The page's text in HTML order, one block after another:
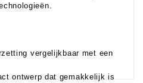
vergelijkbaar met een
dat gemakkelijk is